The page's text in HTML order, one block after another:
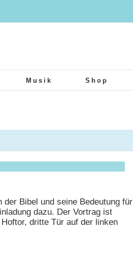
Musik Shop
Sicht)?
Bibel und seine Bedeutung für
dazu. Der Vortrag ist
dritte Tür auf der linken